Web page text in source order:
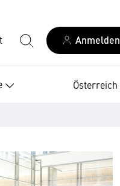
Anmelden
Österreich